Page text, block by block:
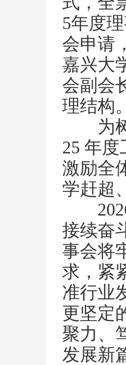
5年度
会申请
嘉兴大
会副会
理结构
为树
25 年
激励全
学赶超
2026
接续奋
事会将
求，紧
准行业
更坚定
聚力、
发展新